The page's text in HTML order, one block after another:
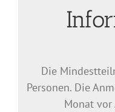
Die
Personen. Die
Monat vor